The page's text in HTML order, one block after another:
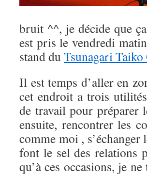
bruit ^^, je décide que
est pris le vendredi
stand du Tsunagari Taiko
Il est temps d’aller en
cet endroit a trois
de travail pour préparer
ensuite, rencontrer les
comme moi ,
font le sel des relations
qu’à ces occasions, je